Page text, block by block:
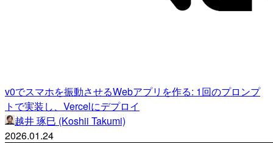
v0でスマホを振動させるWebアプリを作る: 1回のプロンプ
トで実装し、Vercelにデプロイ
越井 琢巳 (Koshii Takumi)
2026.01.24